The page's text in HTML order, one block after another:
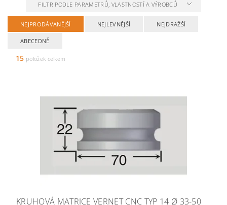
FILTR PODLE PARAMETRŮ, VLASTNOSTÍ A VÝROBCŮ
NEJPRODÁVANĚJŠÍ NEJLEVNĚJŠÍ NEJDRAŽŠÍ
ABECEDNĚ
15 položek celkem
KRUHOVÁ MATRICE VERNET CNC TYP 14 Ø 33-50